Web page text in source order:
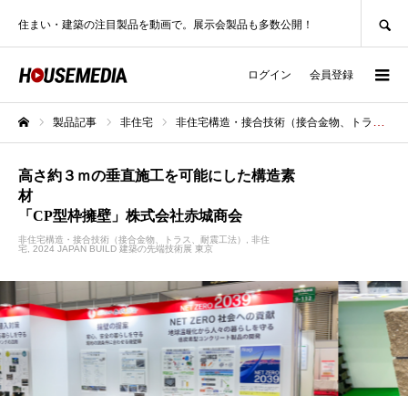
住まい・建築の注目製品を動画で。展示会製品も多数公開！
ログイン 会員登録
製品記事 非住宅 非住宅構造・接合技術（接合金物、トラス、耐震工法）
高さ約３ｍの垂直施工を可能にした構造素
材
「CP型枠擁壁」株式会社赤城商会
非住宅構造・接合技術（接合金物、トラス、耐震工法）
非住
宅
2024 JAPAN BUILD 建築の先端技術展 東京